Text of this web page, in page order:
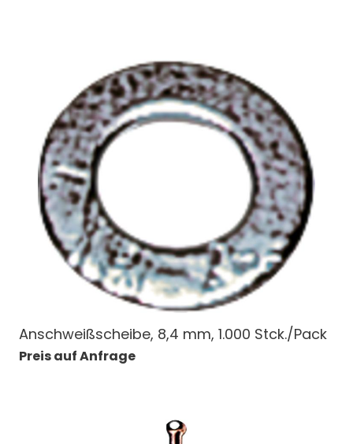
Anschweißscheibe, 8,4 mm, 1.000 Stck./Pack
Preis auf Anfrage